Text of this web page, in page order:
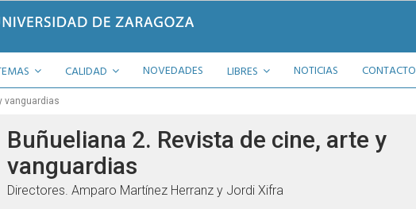
CALIDAD NOVEDADES LIBRES NOTICIAS CONTACTO
vanguardias
Buñueliana 2. Revista de cine, arte y
vanguardias
Directores. Amparo Martínez Herranz y Jordi Xifra